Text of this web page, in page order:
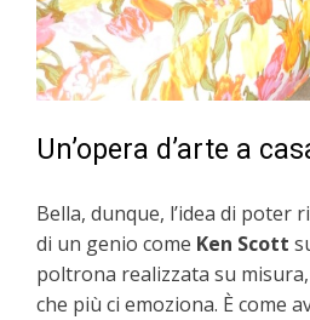
Un’opera d’arte a
Bella, dunque, l’idea di poter
di un genio come Ken Scott
poltrona realizzata su
che più ci emoziona. È come